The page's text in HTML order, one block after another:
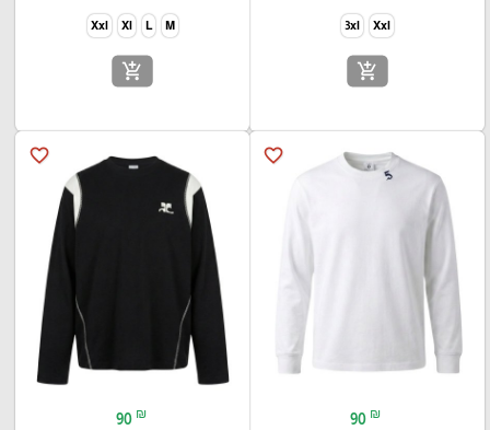
Xxl
3xl
add_shopping_cart
M
L
Xl
Xxl
add_shopping_cart
favorite_border
90 ₪
favorite_border
90 ₪